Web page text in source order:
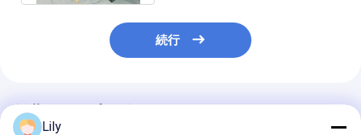
続行
推薦されたプロダクト
Lily